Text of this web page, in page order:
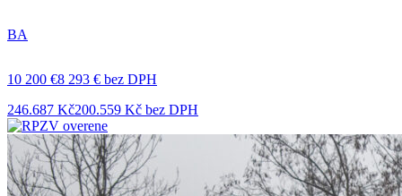
BA
10 200 €8 293 € bez DPH
246.687 Kč200.559 Kč bez DPH